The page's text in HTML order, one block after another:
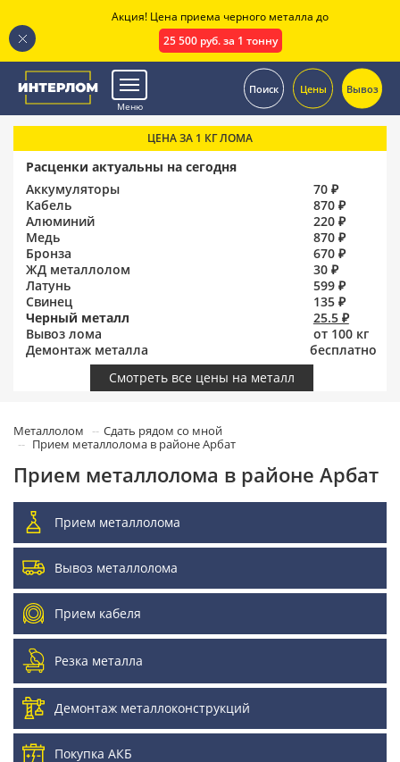
Меню
Поиск Цены Вывоз
ЦЕНА ЗА 1 КГ ЛОМА
Расценки актуальны на сегодня
Аккумуляторы
70 ₽
Кабель
870 ₽
Алюминий
220 ₽
Медь
870 ₽
Бронза
670 ₽
ЖД металлолом
30 ₽
Латунь
599 ₽
Свинец
135 ₽
Черный металл
25.5 ₽
Вывоз лома
от 100 кг
Демонтаж металла
бесплатно
Смотреть все цены на металл
Металлолом
Сдать рядом со мной
Прием металлолома в районе Арбат
Прием металлолома в районе Арбат
Прием металлолома
Вывоз металлолома
Прием кабеля
Резка металла
Демонтаж металлоконструкций
Покупка АКБ
Акция! Цена приема черного металла до
25 500 руб. за 1 тонну
.